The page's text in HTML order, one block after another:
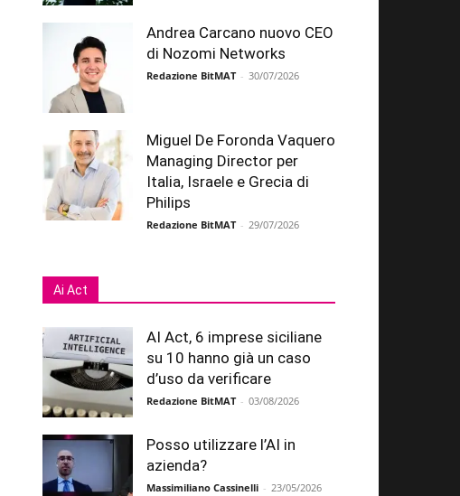
Andrea Carcano nuovo CEO
di Nozomi Networks
Redazione BitMAT - 30/07/2026
Miguel De Foronda Vaquero
Managing Director per
Italia, Israele e Grecia di
Philips
Redazione BitMAT - 29/07/2026
Ai Act
AI Act, 6 imprese siciliane
su 10 hanno già un caso
d’uso da verificare
Redazione BitMAT - 03/08/2026
Posso utilizzare l’AI in
azienda?
Massimiliano Cassinelli - 23/05/2026